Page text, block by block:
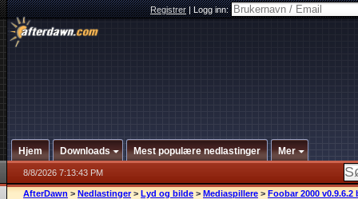
Registrer|Logg inn:
Hjem Downloads Mest populære nedlastinger Mer
8/8/2026 7:13:43 PM
AfterDawn > Nedlastinger > Lyd og bilde > Mediaspillere > Foobar 2000 v0.9.6.2